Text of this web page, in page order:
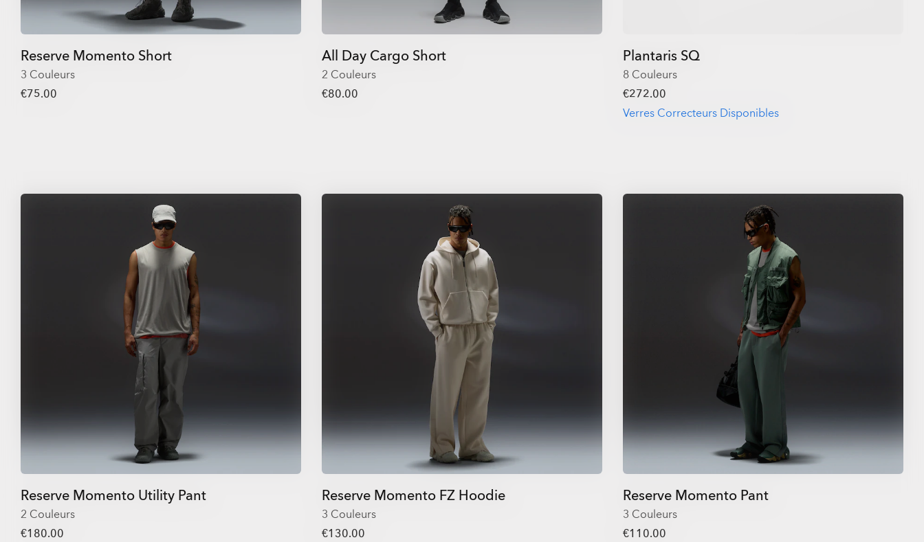
Reserve Momento Short
3 Couleurs
€75.00
All Day Cargo Short
2 Couleurs
€80.00
Plantaris SQ
8 Couleurs
€272.00
Verres Correcteurs Disponibles
Reserve Momento Utility Pant
2 Couleurs
€180.00
Reserve Momento FZ Hoodie
3 Couleurs
€130.00
Reserve Momento Pant
3 Couleurs
€110.00